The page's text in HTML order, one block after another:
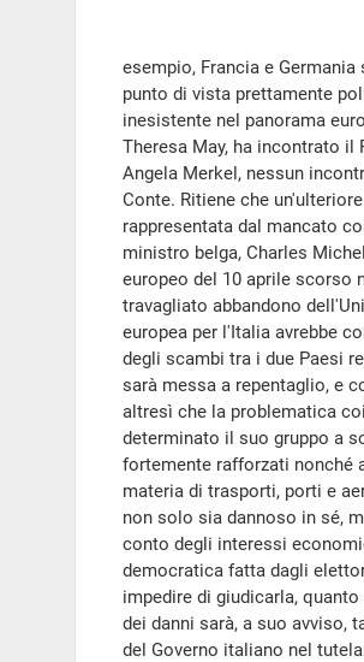
esempio, Francia e
punto di vista prettamente
inesistente nel panorama
Theresa May, ha incontrato il
Angela Merkel, nessun
Conte. Ritiene che
rappresentata dal mancato
ministro belga, Charles
europeo del 10 aprile scorso
travagliato abbandono
europea per l'Italia avrebbe
degli scambi tra i due Paesi
sarà messa a repentaglio, e
altresì che la problematica
determinato il suo gruppo a
fortemente rafforzati nonché
materia di trasporti, porti e
non solo sia dannoso in sé,
conto degli interessi
democratica fatta dagli
impedire di giudicarla,
dei danni sarà, a suo avviso,
del Governo italiano nel